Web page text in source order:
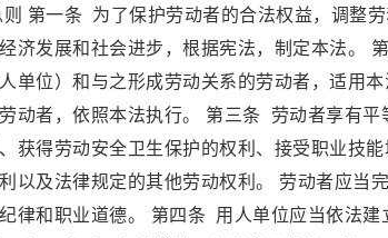
则 第一条 为了保护劳动者的合法权益，调整
济发展和社会进步，根据宪法，制定本法。
单位）和与之形成劳动关系的劳动者，适用
动者，依照本法执行。 第三条 劳动者享有
获得劳动安全卫生保护的权利、接受职业技
以及法律规定的其他劳动权利。 劳动者应当
律和职业道德。 第四条 用人单位应当依法